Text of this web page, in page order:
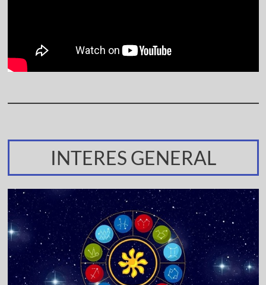
INTERES GENERAL